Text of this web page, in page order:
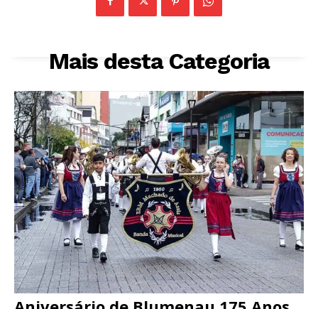
Mais desta Categoria